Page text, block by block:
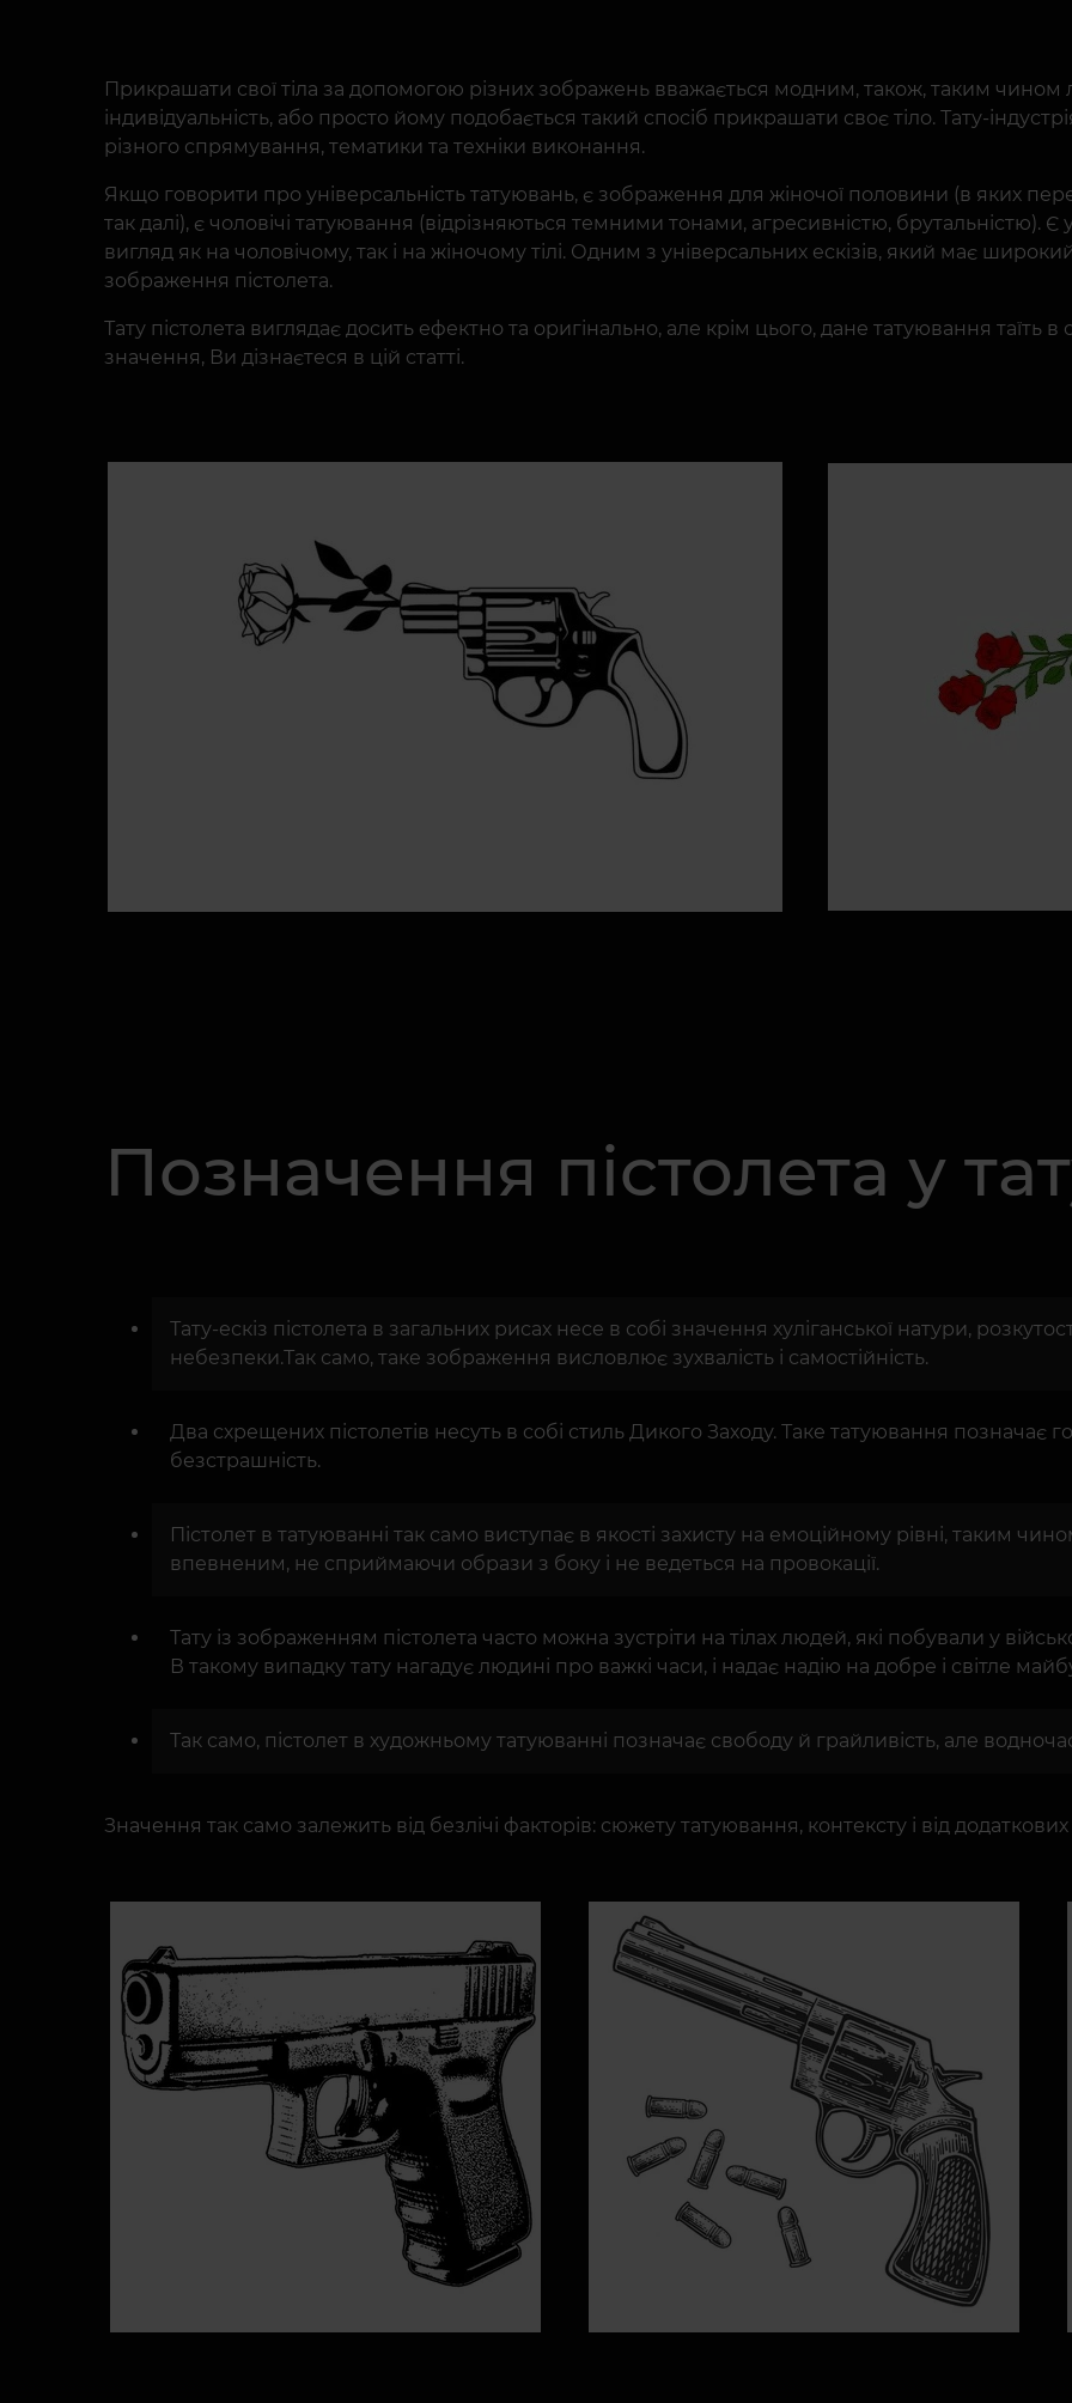
Прикрашати свої тіла за допомогою різних зображень вважається модним, також, таким чином
індивідуальність, або просто йому подобається такий спосіб прикрашати своє тіло. Тату-
різного спрямування, тематики та техніки виконання.
Якщо говорити про універсальність татуювань, є зображення для жіночої половини (в яких
так далі), є чоловічі татуювання (відрізняються темними тонами, агресивністю, брутальністю). Є
вигляд як на чоловічому, так і на жіночому тілі. Одним з універсальних ескізів, який має
зображення пістолета.
Тату пістолета виглядає досить ефектно та оригінально, але крім цього, дане татуювання таїть
значення, Ви дізнаєтеся в цій статті.
Позначення пістолета у
Тату-ескіз пістолета в загальних рисах несе в собі значення хуліганської натури,
небезпеки.Так само, таке зображення висловлює зухвалість і самостійність.
Два схрещених пістолетів несуть в собі стиль Дикого Заходу. Таке татуювання позначає
безстрашність.
Пістолет в татуюванні так само виступає в якості захисту на емоційному рівні, таким
впевненим, не сприймаючи образи з боку і не ведеться на провокації.
Тату із зображенням пістолета часто можна зустріти на тілах людей, які побували у
В такому випадку тату нагадує людині про важкі часи, і надає надію на добре і світле
Так само, пістолет в художньому татуюванні позначає свободу й грайливість, але
Значення так само залежить від безлічі факторів: сюжету татуювання, контексту і від